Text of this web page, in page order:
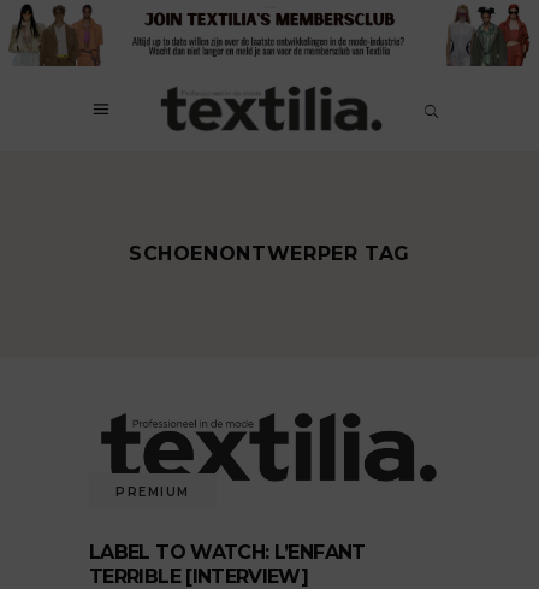
SCHOENONTWERPER TAG
PREMIUM
LABEL TO WATCH: L’ENFANT
TERRIBLE [INTERVIEW]